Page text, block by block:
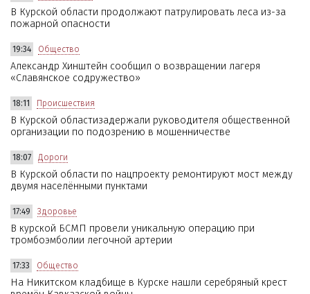
В Курской области продолжают патрулировать леса из-за
пожарной опасности
19:34 Общество
Александр Хинштейн сообщил о возвращении лагеря
«Славянское содружество»
18:11 Происшествия
В Курской областизадержали руководителя общественной
организации по подозрению в мошенничестве
18:07 Дороги
В Курской области по нацпроекту ремонтируют мост между
двумя населёнными пунктами
17:49 Здоровье
В курской БСМП провели уникальную операцию при
тромбоэмболии легочной артерии
17:33 Общество
На Никитском кладбище в Курске нашли серебряный крест